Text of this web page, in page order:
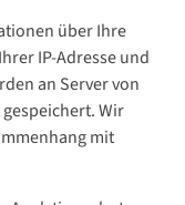
über Ihre
IP-Adresse und
an Server von
Wir
mit